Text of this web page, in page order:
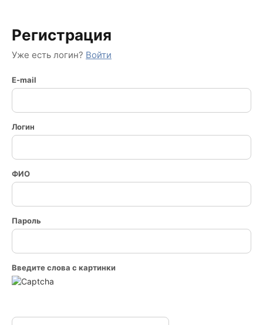
Регистрация
Уже есть логин? Войти
E-mail
Логин
ФИО
Пароль
Введите слова с картинки